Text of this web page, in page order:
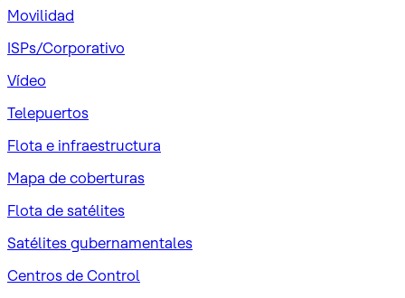
Movilidad
ISPs/Corporativo
Vídeo
Telepuertos
Flota e infraestructura
Mapa de coberturas
Flota de satélites
Satélites gubernamentales
Centros de Control